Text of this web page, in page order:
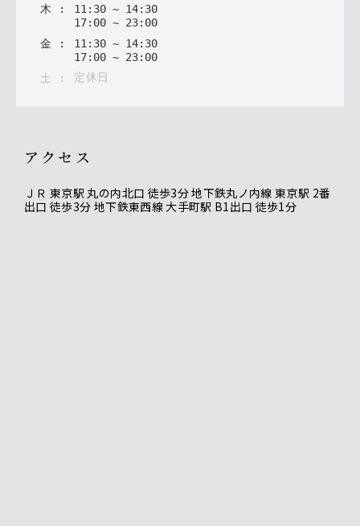
木 : 11 : 30 ~ 14: 30
17: 00 ~ 23: 00
金 : 11 : 30 ~ 14: 30
17: 00 ~ 23: 00
土
: 定休日
アクセス
ＪＲ 東京駅 丸の内北口 徒歩3分 地下鉄丸ノ内線 東京駅 2番
出口 徒歩3分 地下鉄東西線 大手町駅 B1出口 徒歩1分